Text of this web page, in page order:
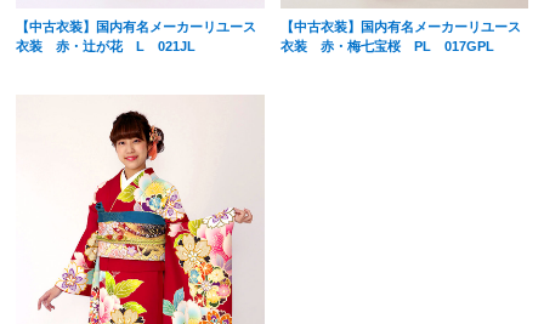
【中古衣装】国内有名メーカーリユース
衣装 赤・辻が花 L 021JL
【中古衣装】国内有名メーカーリユース
衣装 赤・梅七宝桜 PL 017GPL